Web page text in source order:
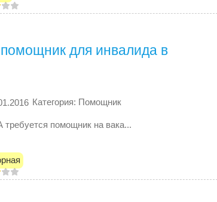
для инвалида в
Категория: Помощник
помощник на вака...